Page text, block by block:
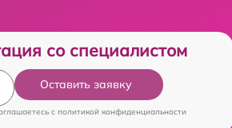
со специалистом
Оставить заявку
c политикой конфиденциальности